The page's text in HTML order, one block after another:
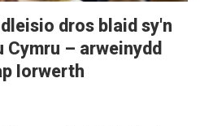
dros blaid sy'n
Cymru – arweinydd
Iorwerth